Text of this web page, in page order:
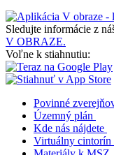
Sledujte informácie z
V OBRAZE.
Voľne k stiahnutiu:
Povinné
Územný plán
Kde nás nájdete
Virtuálny cintorín